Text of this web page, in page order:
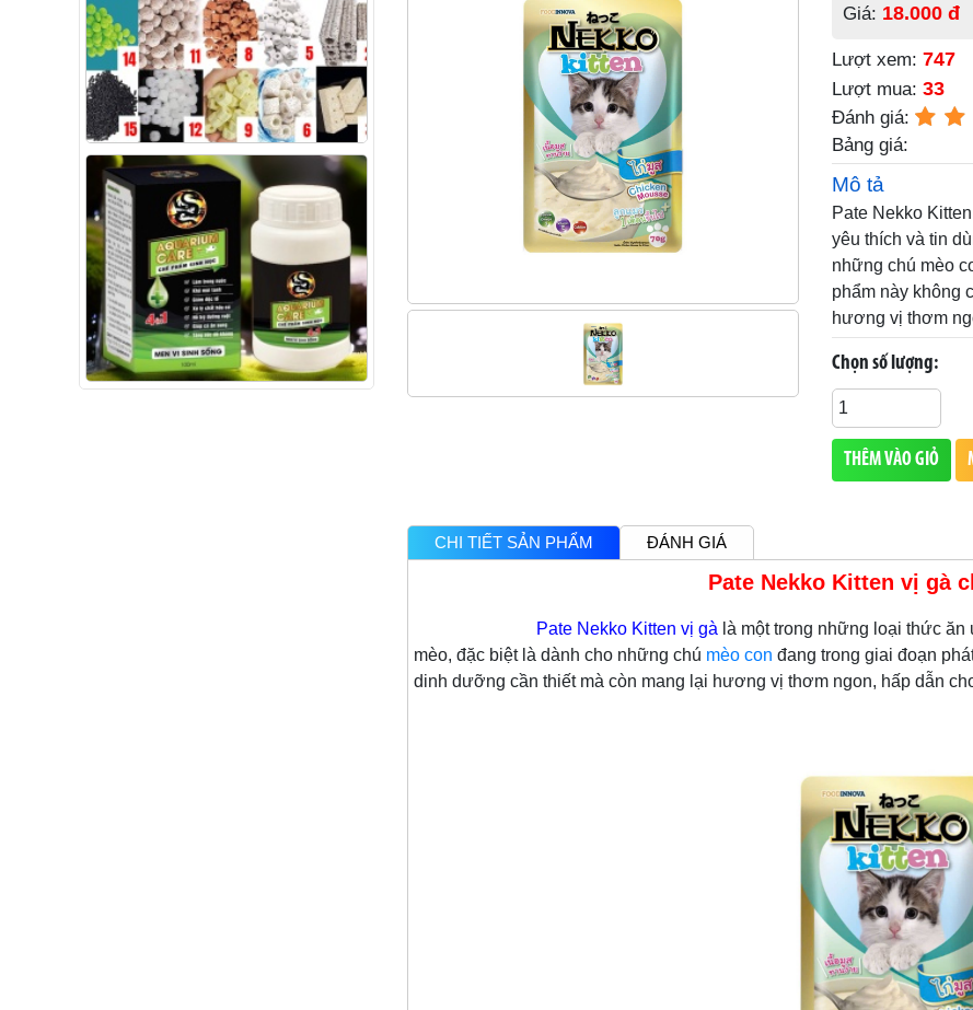
Giá: 18.000 đ
Lượt xem: 747
Lượt mua: 33
Đánh giá:
Bảng giá:
Mô tả
Pate Nekko
yêu thích và tin
những chú mèo
phẩm này không
hương vị thơm
Chọn số lượng:
THÊM VÀO GIỎ
CHI TIẾT SẢN PHẨM ĐÁNH GIÁ
Pate Nekko Kitten vị gà
Pate Nekko Kitten vị gà là một trong những loại thức
mèo, đặc biệt là dành cho những chú mèo con đang trong giai đoạn
dinh dưỡng cần thiết mà còn mang lại hương vị thơm ngon, hấp dẫn